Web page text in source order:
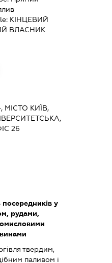
КІНЦЕВИЙ
ВЛАСНИК
МІСТО КИЇВ,
26
посередників у
рудами,
твердим,
паливом і